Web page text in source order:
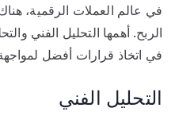
في عالم العملات الرقمية،
الربح. أهمها التحليل الفني
في اتخاذ قرارات أفضل
التحليل الفني